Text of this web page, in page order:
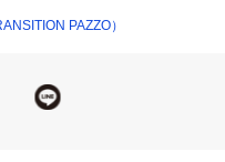
の方でもコーディネイト
PAZZO）